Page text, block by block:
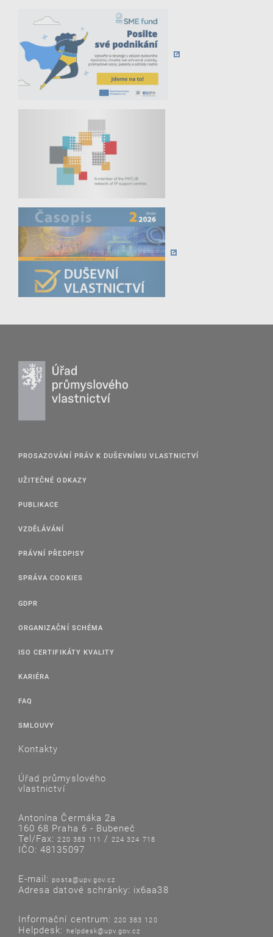
PROSAZOVÁNÍ PRÁV K DUŠEVNÍMU VLASTNICTVÍ
UŽITEČNÉ ODKAZY
PUBLIKACE
VZDĚLÁVÁNÍ
PRÁVNÍ PŘEDPISY
SPRÁVA COOKIES
GDPR
ORGANIZAČNÍ SCHÉMA
ISO CERTIFIKÁTY KVALITY
KARIÉRA
FAQ
SMLOUVY
Kontakty
Úřad průmyslového
vlastnictví
Antonína Čermáka 2a
160 68 Praha 6 - Bubeneč
Tel/Fax:220 383 111 /224 324 718
IČO: 48135097
E-mail: posta@upv.gov.cz
Adresa datové schránky: ix6aa38
Informační centrum: 220 383 120
Helpdesk: helpdesk@upv.gov.cz